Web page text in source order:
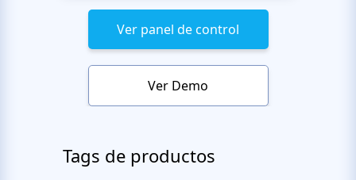
Ver panel de control
Ver Demo
Tags de productos